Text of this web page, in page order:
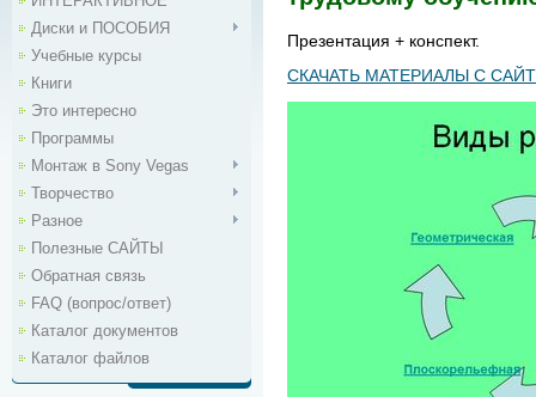
Диски и ПОСОБИЯ
Учебные курсы
Книги
Это интересно
Программы
Монтаж в Sony Vegas
Творчество
Разное
Полезные САЙТЫ
Обратная связь
FAQ (вопрос/ответ)
Каталог документов
Каталог файлов
Презентация + конспект.
СКАЧАТЬ МАТЕРИАЛЫ С